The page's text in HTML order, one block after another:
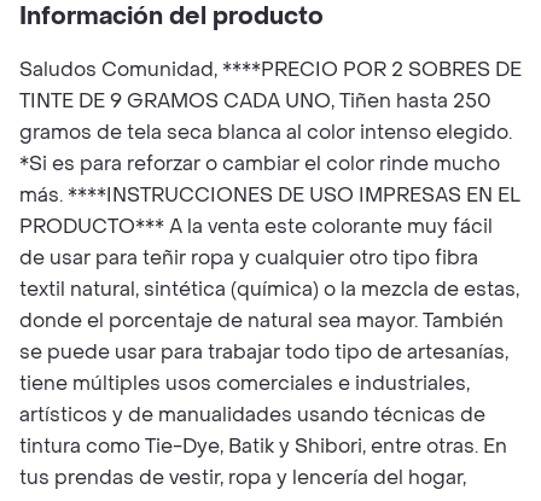
Información del producto
Saludos Comunidad, ****PRECIO POR 2 SOBRES DE
TINTE DE 9 GRAMOS CADA UNO, Tiñen hasta 250
gramos de tela seca blanca al color intenso elegido.
*Si es para reforzar o cambiar el color rinde mucho
más. ****INSTRUCCIONES DE USO IMPRESAS EN EL
PRODUCTO*** A la venta este colorante muy fácil
de usar para teñir ropa y cualquier otro tipo fibra
textil natural, sintética (química) o la mezcla de estas,
donde el porcentaje de natural sea mayor. También
se puede usar para trabajar todo tipo de artesanías,
tiene múltiples usos comerciales e industriales,
artísticos y de manualidades usando técnicas de
tintura como Tie-Dye, Batik y Shibori, entre otras. En
tus prendas de vestir, ropa y lencería del hogar,